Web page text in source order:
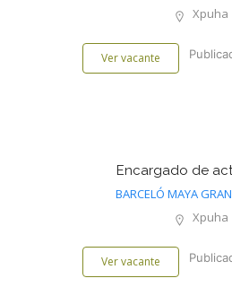
Xpuha
Ver vacante
Encargado de
BARCELÓ MAYA
Xpuha
Ver vacante